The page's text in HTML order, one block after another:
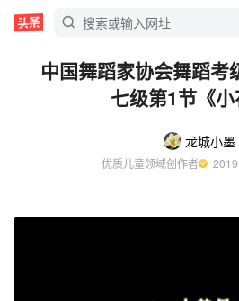
中国舞蹈家协会舞蹈考
七级第1节《小
龙城小墨
优质儿童领域创作者